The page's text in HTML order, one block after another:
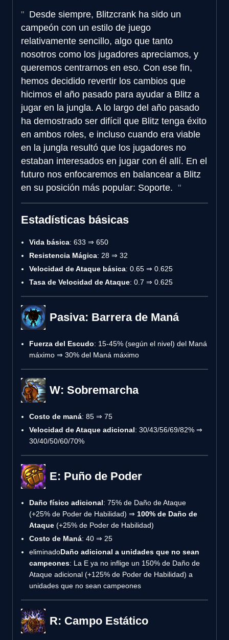
Desde siempre, Blitzcrank ha sido un
campeón con un estilo de juego
relativamente sencillo, algo que tanto
nosotros como los jugadores apreciamos, y
queremos centrarnos en eso. Con ese fin,
hemos decidido revertir los cambios que
hicimos el año pasado para ayudar a Blitz a
jugar en la jungla. A lo largo del año pasado
ha demostrado ser difícil que Blitz tenga éxito
en ambos roles, e incluso cuando era viable
en la jungla resultó que los jugadores no
estaban interesados en jugar con él allí. En el
futuro nos enfocaremos en balancear a Blitz
en su posición más popular: Soporte.
Estadísticas básicas
Vida básica: 633 ⇒ 650
Resistencia Mágica: 28 ⇒ 32
Velocidad de Ataque básica: 0.65 ⇒ 0.625
Tasa de Velocidad de Ataque: 0.7 ⇒ 0.625
Pasiva: Barrera de Maná
Fuerza del Escudo: 15-45% (según el nivel) del Maná
máximo ⇒ 30% del Maná máximo
W: Sobremarcha
Costo de maná: 85 ⇒ 75
Velocidad de Ataque adicional: 30/43/56/69/82% ⇒
30/40/50/60/70%
E: Puño de Poder
Daño físico adicional: 75% de Daño de Ataque
(+25% de Poder de Habilidad) ⇒ 100% de Daño de
Ataque (+25% de Poder de Habilidad)
Costo de Maná: 40 ⇒ 25
eliminadoDaño adicional a unidades que no sean
campeones: La E ya no inflige un 150% de Daño de
Ataque adicional (+125% de Poder de Habilidad) a
unidades que no sean campeones
R: Campo Estático